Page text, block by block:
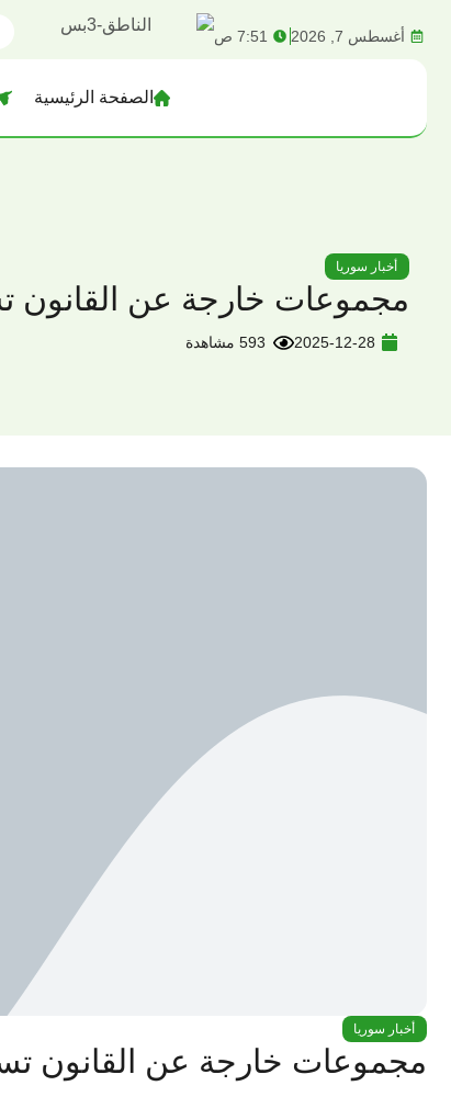
أغسطس 7, 2026 7:51 ص
الصفحة الرئيسية
أخبار سوريا
مجموعات خارجة عن القانون
2025-12-28 593 مشاهدة
أخبار سوريا
مجموعات خارجة عن القانون